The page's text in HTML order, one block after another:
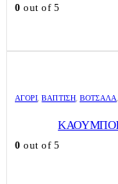
0 out of 5
ΑΓΌΡΙ,ΒΑΠΤΙΣΗ, ΒΌΤΣΑΛΑ
0 out of 5